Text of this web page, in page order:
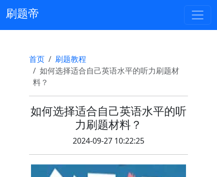
刷题帝
首页
刷题教程
如何选择适合自己英语水平的听力刷题材
料？
如何选择适合自己英语水平的听
力刷题材料？
2024-09-27 10:22:25